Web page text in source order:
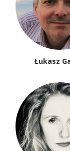
Łukasz